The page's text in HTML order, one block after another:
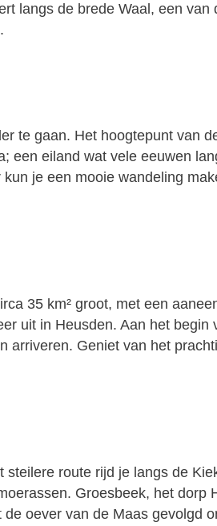
langs de brede Waal, een van
te gaan. Het hoogtepunt van
een eiland wat vele eeuwen
je een mooie wandeling
35 km² groot, met een
uit in Heusden. Aan het begin
arriveren. Geniet van het
route rijd je langs de
Groesbeek, het dorp
oever van de Maas gevolgd